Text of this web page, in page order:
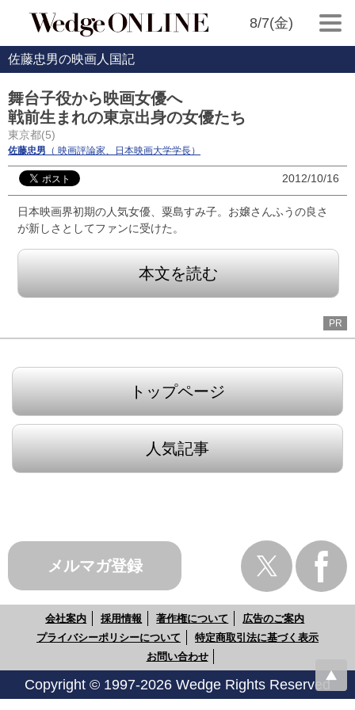
8/7(金)
佐藤忠男の映画人国記
舞台子役から映画女優へ
戦前生まれの東京出身の女優たち
東京都(5)
佐藤忠男 （ 映画評論家、日本映画大学学長）
2012/10/16
日本映画界初期の人気女優、粟島すみ子。お嬢さんふうの良さ
が新しさとしてファンに受けた。
本文を読む
PR
トップページ
人気記事
メルマガ登録
会社案内 採用情報 著作権について
広告のご案内
プライバシーポリシーについて
特定商取引法に基づく表示
お問い合わせ
Copyright © 1997-2026 Wedge Rights Reserved